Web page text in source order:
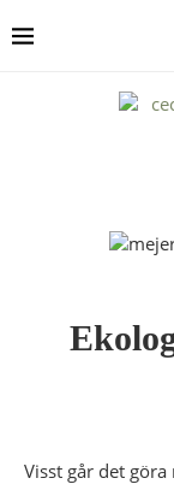
Visst går det